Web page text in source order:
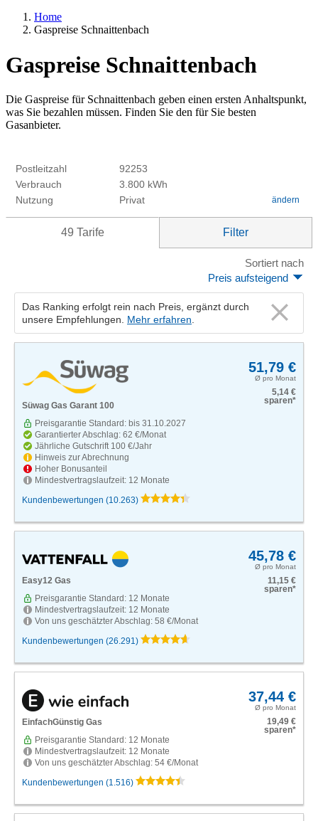
Home
Gaspreise Schnaittenbach
Gaspreise Schnaittenbach
Die Gaspreise für Schnaittenbach geben einen ersten Anhaltspunkt,
was Sie bezahlen müssen. Finden Sie den für Sie besten
Gasanbieter.